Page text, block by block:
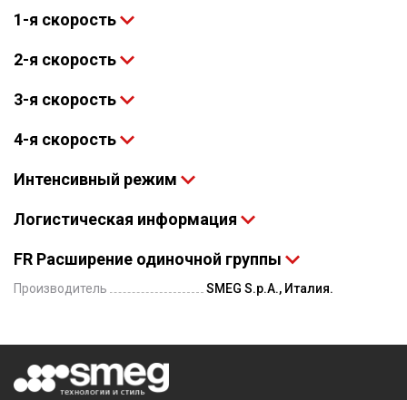
1-я скорость
2-я скорость
3-я скорость
4-я скорость
Интенсивный режим
Логистическая информация
FR Расширение одиночной группы
Производитель SMEG S.p.A., Италия.